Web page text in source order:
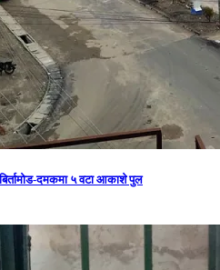
दमकमा ५ वटा आकाशे पुल